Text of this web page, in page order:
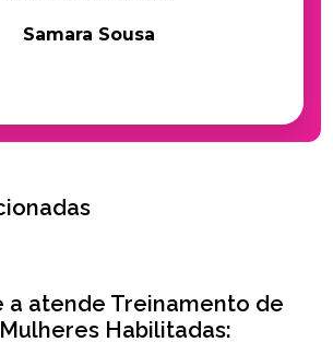
Samara Sousa
a atende Treinamento de
Habilitadas: